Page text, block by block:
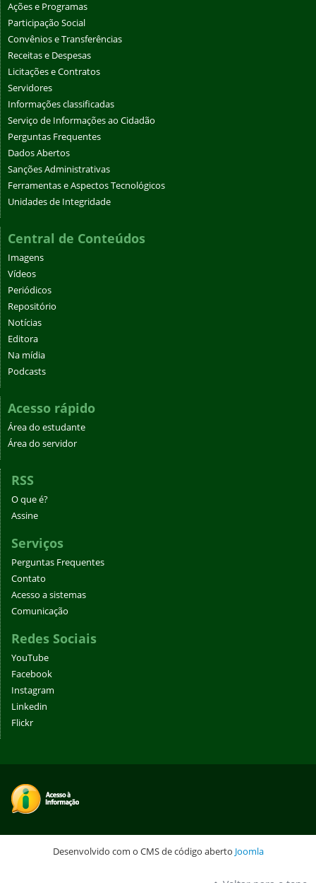
Ações e Programas
Participação Social
Convênios e Transferências
Receitas e Despesas
Licitações e Contratos
Servidores
Informações classificadas
Serviço de Informações ao Cidadão
Perguntas Frequentes
Dados Abertos
Sanções Administrativas
Ferramentas e Aspectos Tecnológicos
Unidades de Integridade
Central de Conteúdos
Imagens
Vídeos
Periódicos
Repositório
Notícias
Editora
Na mídia
Podcasts
Acesso rápido
Área do estudante
Área do servidor
RSS
O que é?
Assine
Serviços
Perguntas Frequentes
Contato
Acesso a sistemas
Comunicação
Redes Sociais
YouTube
Facebook
Instagram
Linkedin
Flickr
Desenvolvido com o CMS de código aberto Joomla